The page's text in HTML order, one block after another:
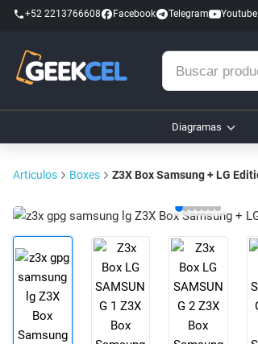
+52 2213766608 Facebook Telegram Youtube
Buscar
productos...
Diagramas
Articulos Boxes Z3X Box Samsung + LG